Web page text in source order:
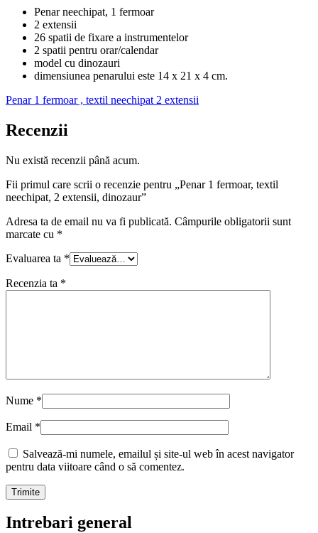
Penar neechipat, 1 fermoar
2 extensii
26 spatii de fixare a instrumentelor
2 spatii pentru orar/calendar
model cu dinozauri
dimensiunea penarului este 14 x 21 x 4 cm.
Penar 1 fermoar , textil neechipat 2 extensii
Recenzii
Nu există recenzii până acum.
Fii primul care scrii o recenzie pentru „Penar 1 fermoar, textil
neechipat, 2 extensii, dinozaur”
Adresa ta de email nu va fi publicată. Câmpurile obligatorii sunt
marcate cu *
Evaluarea ta *
Recenzia ta *
Nume *
Email *
Salvează-mi numele, emailul și site-ul web în acest navigator
pentru data viitoare când o să comentez.
Intrebari general